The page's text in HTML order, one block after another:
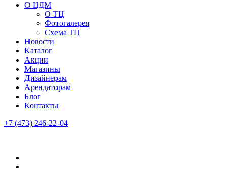
О ЦДМ
О ТЦ
Фотогалерея
Схема ТЦ
Новости
Каталог
Акции
Магазины
Дизайнерам
Арендаторам
Блог
Контакты
+7 (473) 246-22-04